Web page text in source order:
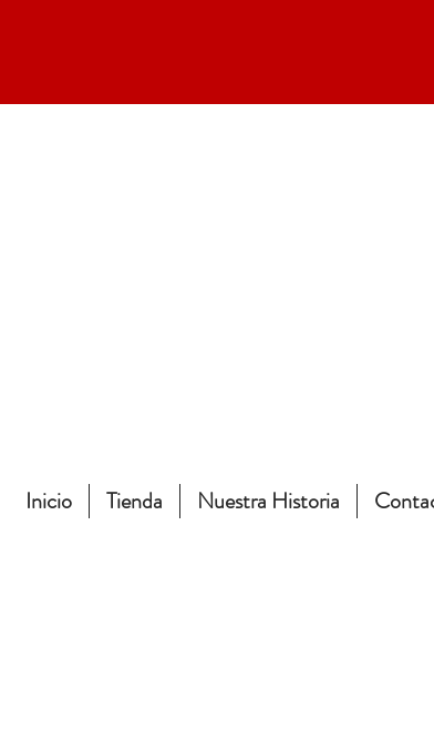
Inicio Tienda Nuestra Historia